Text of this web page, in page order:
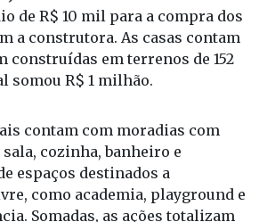
construídas em terrenos de 152
somou R$ 1 milhão.
contam com moradias com
como academia, playground e
Somadas, as ações totalizam
investimentos.